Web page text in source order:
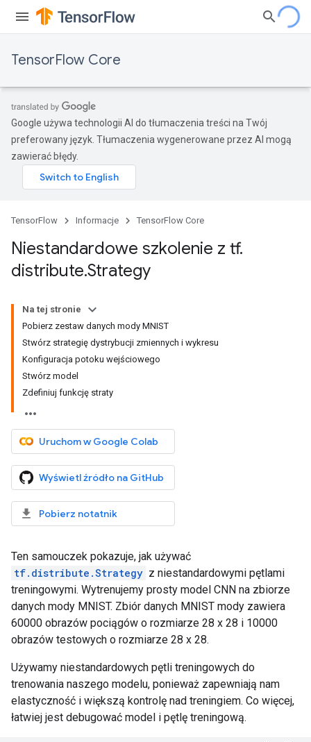
TensorFlow Core
Google używa technologii AI do tłumaczenia treści na Twój
preferowany język. Tłumaczenia wygenerowane przez AI mogą
zawierać błędy.
TensorFlow Informacje TensorFlow Core
Niestandardowe szkolenie z tf.
distribute.Strategy
Na tej stronie
Pobierz zestaw danych mody MNIST
Stwórz strategię dystrybucji zmiennych i wykresu
Konfiguracja potoku wejściowego
Stwórz model
Zdefiniuj funkcję straty
Uruchom w Google Colab
Wyświetl źródło na GitHub
Pobierz notatnik
Ten samouczek pokazuje, jak używać
tf.distribute.Strategy z niestandardowymi pętlami
treningowymi. Wytrenujemy prosty model CNN na zbiorze
danych mody MNIST. Zbiór danych MNIST mody zawiera
60000 obrazów pociągów o rozmiarze 28 x 28 i 10000
obrazów testowych o rozmiarze 28 x 28.
Używamy niestandardowych pętli treningowych do
trenowania naszego modelu, ponieważ zapewniają nam
elastyczność i większą kontrolę nad treningiem. Co więcej,
łatwiej jest debugować model i pętlę treningową.